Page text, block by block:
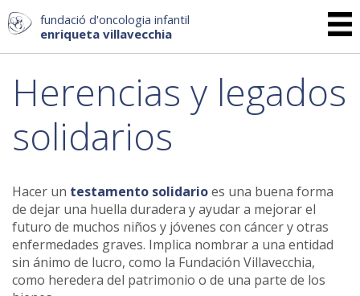
fundació d'oncologia infantil
enriqueta villavecchia
Herencias y legados
solidarios
Hacer un testamento solidarioes una buena forma
de dejar una huella duradera y ayudar a mejorar el
futuro de muchos niños y jóvenes con cáncer y otras
enfermedades graves. Implica nombrar a una entidad
sin ánimo de lucro, como la Fundación Villavecchia,
como heredera del patrimonio o de una parte de los